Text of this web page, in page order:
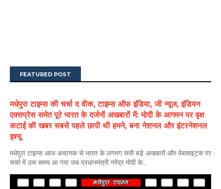
FEATURED POST
मधेपुरा टाइम्स की चर्चा द वीक, टाइम्स ऑफ इंडिया, जी न्यूज, इंडियन
एक्सप्रेस समेत पूरे भारत के दर्जनों अखबारों में: मोदी के आगमन पर वृक्ष
कटाई की खबर सबसे पहले छापी थी हमने, बना नेशनल और इंटरनेशनल
इश्यू
मधेपुरा टाइम्स आज अचानक से भारत के लगभग सभी बड़े अखबारों और वेबसाइट्स पर
चर्चा में उस समय आ गया जब प्रधानमंत्री नरेंद्र मोदी के...